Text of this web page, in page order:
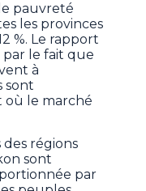
pauvreté
les provinces
%. Le rapport
par le fait que
à
sont
où le marché
régions
sont
par